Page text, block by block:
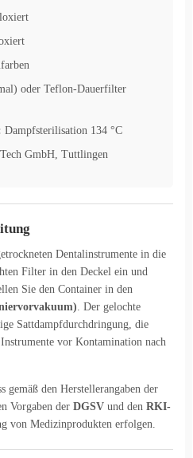
oder Teflon-Dauerfilter
Dampfsterilisation 134 °C
GmbH, Tuttlingen
Dentalinstrumente in die
Filter in den Deckel ein und
Sie den Container in den
. Der gelochte
Sattdampfdurchdringung, die
Instrumente vor Kontamination nach
gemäß den Herstellerangaben der
Vorgaben der DGSV und den RKI-
von Medizinprodukten erfolgen.